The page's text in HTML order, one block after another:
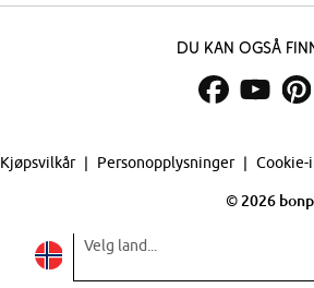
Du kan også
Kjøpsvilkår Personopplysninger
© 2026
Velg land...